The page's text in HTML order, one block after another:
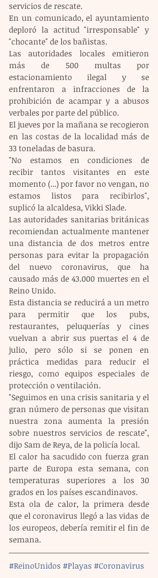
servicios de rescate.
En un comunicado, el ayuntamiento
deploró la actitud "irresponsable" y
"chocante" de los bañistas.
Las autoridades locales emitieron
más de 500 multas por
estacionamiento ilegal y se
enfrentaron a infracciones de la
prohibición de acampar y a abusos
verbales por parte del público.
El jueves por la mañana se recogieron
en las costas de la localidad más de
33 toneladas de basura.
"No estamos en condiciones de
recibir tantos visitantes en este
momento (...) por favor no vengan, no
estamos listos para recibirlos",
suplicó la alcaldesa, Vikki Slade.
Las autoridades sanitarias británicas
recomiendan actualmente mantener
una distancia de dos metros entre
personas para evitar la propagación
del nuevo coronavirus, que ha
causado más de 43.000 muertes en el
Reino Unido.
Esta distancia se reducirá a un metro
para permitir que los pubs,
restaurantes, peluquerías y cines
vuelvan a abrir sus puertas el 4 de
julio, pero sólo si se ponen en
práctica medidas para reducir el
riesgo, como equipos especiales de
protección o ventilación.
"Seguimos en una crisis sanitaria y el
gran número de personas que visitan
nuestra zona aumenta la presión
sobre nuestros servicios de rescate",
dijo Sam de Reya, de la policía local.
El calor ha sacudido con fuerza gran
parte de Europa esta semana, con
temperaturas superiores a los 30
grados en los países escandinavos.
Esta ola de calor, la primera desde
que el coronavirus llegó a las vidas de
los europeos, debería remitir el fin de
semana.
#ReinoUnidos #Playas #Coronavirus